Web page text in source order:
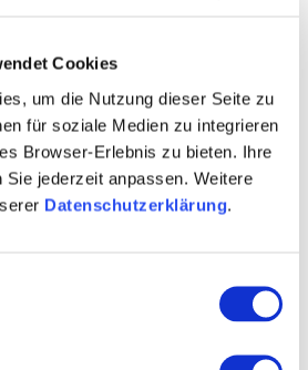
Cookies
um die Nutzung dieser Seite zu
für soziale Medien zu integrieren
Browser-Erlebnis zu bieten. Ihre
Sie jederzeit anpassen. Weitere
Datenschutzerklärung.
so ganz anders werden
ersten Septembertagen erwartet,
die Runde. Die Experten vom
Ländlicher Raum (DLR) in
zugleich moderaten
Dabei bestechen die roten